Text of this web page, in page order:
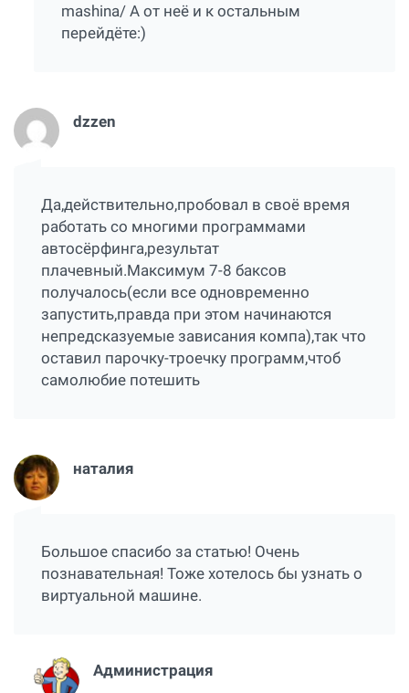
mashina/ А от неё и к остальным
перейдёте:)
dzzen
Да,действительно,пробовал в своё время
работать со многими программами
автосёрфинга,результат
плачевный.Максимум 7-8 баксов
получалось(если все одновременно
запустить,правда при этом начинаются
непредсказуемые зависания компа),так что
оставил парочку-троечку программ,чтоб
самолюбие потешить
наталия
Большое спасибо за статью! Очень
познавательная! Тоже хотелось бы узнать о
виртуальной машине.
Администрация